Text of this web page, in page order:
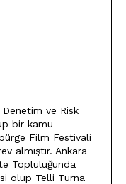
ve Risk
bir kamu
Film Festivali
almıştır. Ankara
Topluluğunda
olup Telli Turna